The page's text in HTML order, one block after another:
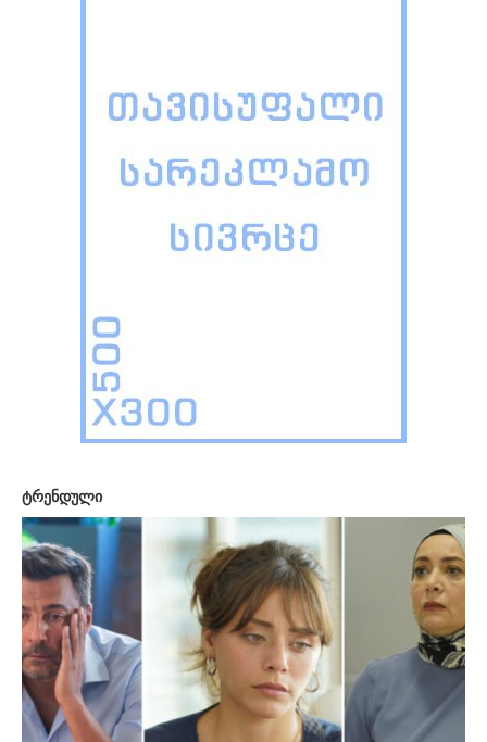
ტრენდული